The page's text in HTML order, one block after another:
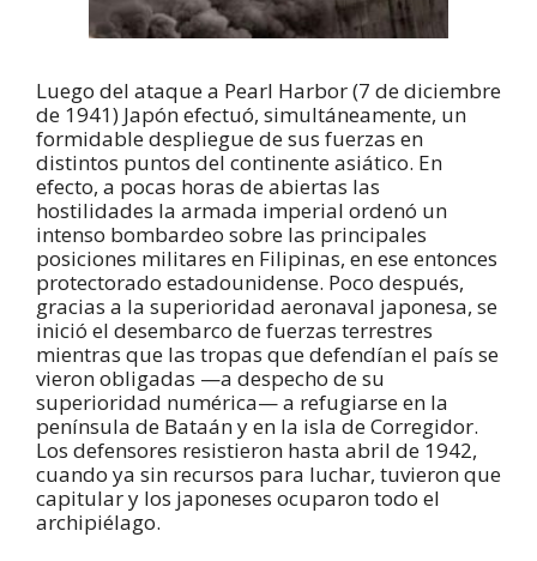
Luego del ataque a Pearl Harbor (7 de diciembre
de 1941) Japón efectuó, simultáneamente, un
formidable despliegue de sus fuerzas en
distintos puntos del continente asiático. En
efecto, a pocas horas de abiertas las
hostilidades la armada imperial ordenó un
intenso bombardeo sobre las principales
posiciones militares en Filipinas, en ese entonces
protectorado estadounidense. Poco después,
gracias a la superioridad aeronaval japonesa, se
inició el desembarco de fuerzas terrestres
mientras que las tropas que defendían el país se
vieron obligadas —a despecho de su
superioridad numérica— a refugiarse en la
península de Bataán y en la isla de Corregidor.
Los defensores resistieron hasta abril de 1942,
cuando ya sin recursos para luchar, tuvieron que
capitular y los japoneses ocuparon todo el
archipiélago.